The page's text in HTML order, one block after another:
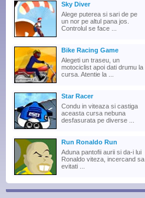
Sky Diver
Alege puterea si sari de pe
un nor pe altul pana jos.
Controlul se face ...
Bike Racing Game
Alegeti un traseu, un
motociclist apoi dati drumu la
cursa. Atentie la ...
Star Racer
Condu in viteaza si castiga
aceasta cursa nebuna
desfasurata pe diverse ...
Run Ronaldo Run
Aduna pantofii aurii si da-i lui
Ronaldo viteza, incercand sa
evitati ...